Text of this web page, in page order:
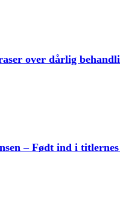
over dårlig
– Født ind i